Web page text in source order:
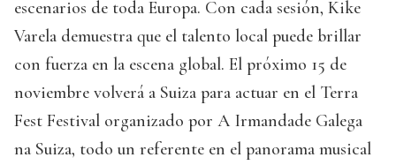
escenarios de toda Europa. Con cada sesión, Kike
Varela demuestra que el talento local puede brillar
con fuerza en la escena global. El próximo 15 de
noviembre volverá a Suiza para actuar en el Terra
Fest Festival organizado por A Irmandade Galega
na Suiza, todo un referente en el panorama musical